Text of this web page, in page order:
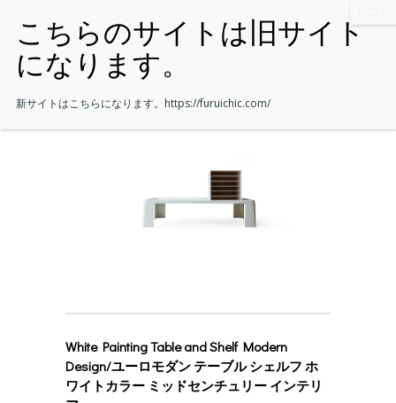
White Painting Table and Shelf Modern
Design/ユーロモダン テーブル シェルフ ホ
ワイトカラー ミッドセンチュリー インテリ
新サイトはこちらになります。 https://furuichic.com/